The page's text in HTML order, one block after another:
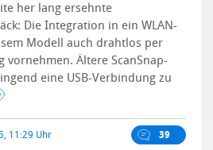
her lang ersehnte
Die Integration in ein WLAN-
Modell auch drahtlos per
vornehmen. Ältere ScanSnap-
eine USB-Verbindung zu
11:29 Uhr 39